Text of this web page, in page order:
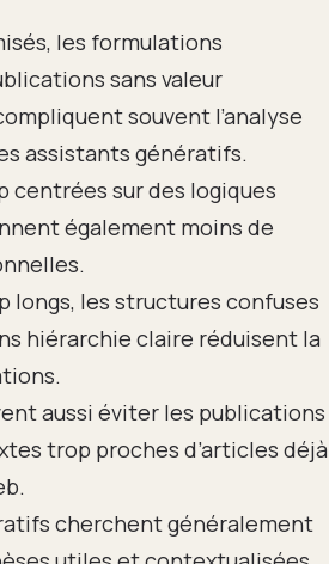
les formulations
sans valeur
souvent l’analyse
assistants génératifs.
centrées sur des logiques
également moins de
longs, les structures confuses
hiérarchie claire réduisent la
aussi éviter les publications
trop proches d’articles déjà
cherchent généralement